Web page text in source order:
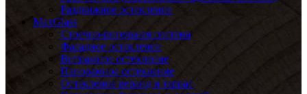
Раздвижное остекление
MaxGlass
Стоечно-ригельная система
Фасадное остекление
Витражное остекление
Панорамное остекление
Остекление веранд и террас